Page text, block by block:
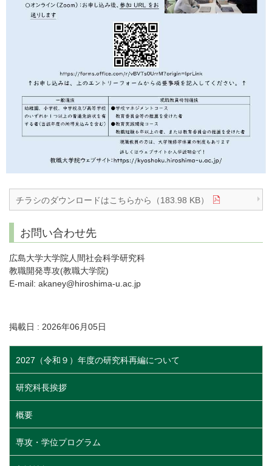
チラシのダウンロードはこちらから（183.98 KB）
お問い合わせ先
広島大学大学院人間社会科学研究科
教職開発専攻(教職大学院)
E-mail: akaney@hiroshima-u.ac.jp
掲載日 : 2026年06月05日
2027（令和９）年度の研究科再編について
研究科長挨拶
概要
専攻・学位プログラム